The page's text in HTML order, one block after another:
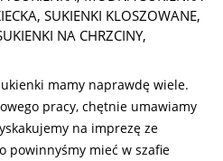
, SUKIENKI KLOSZOWANE,
NA CHRZCINY,
mamy naprawdę wiele.
pracy, chętnie umawiamy
na imprezę ze
powinnyśmy mieć w szafie